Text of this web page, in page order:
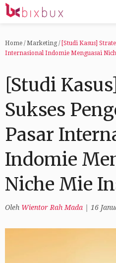
Home / Marketing/ [Studi Kasus]
Internasional Indomie Menguasai
[Studi
Sukses
Pasar
Indomie
Niche Mie
Oleh Wientor Rah Mada 16